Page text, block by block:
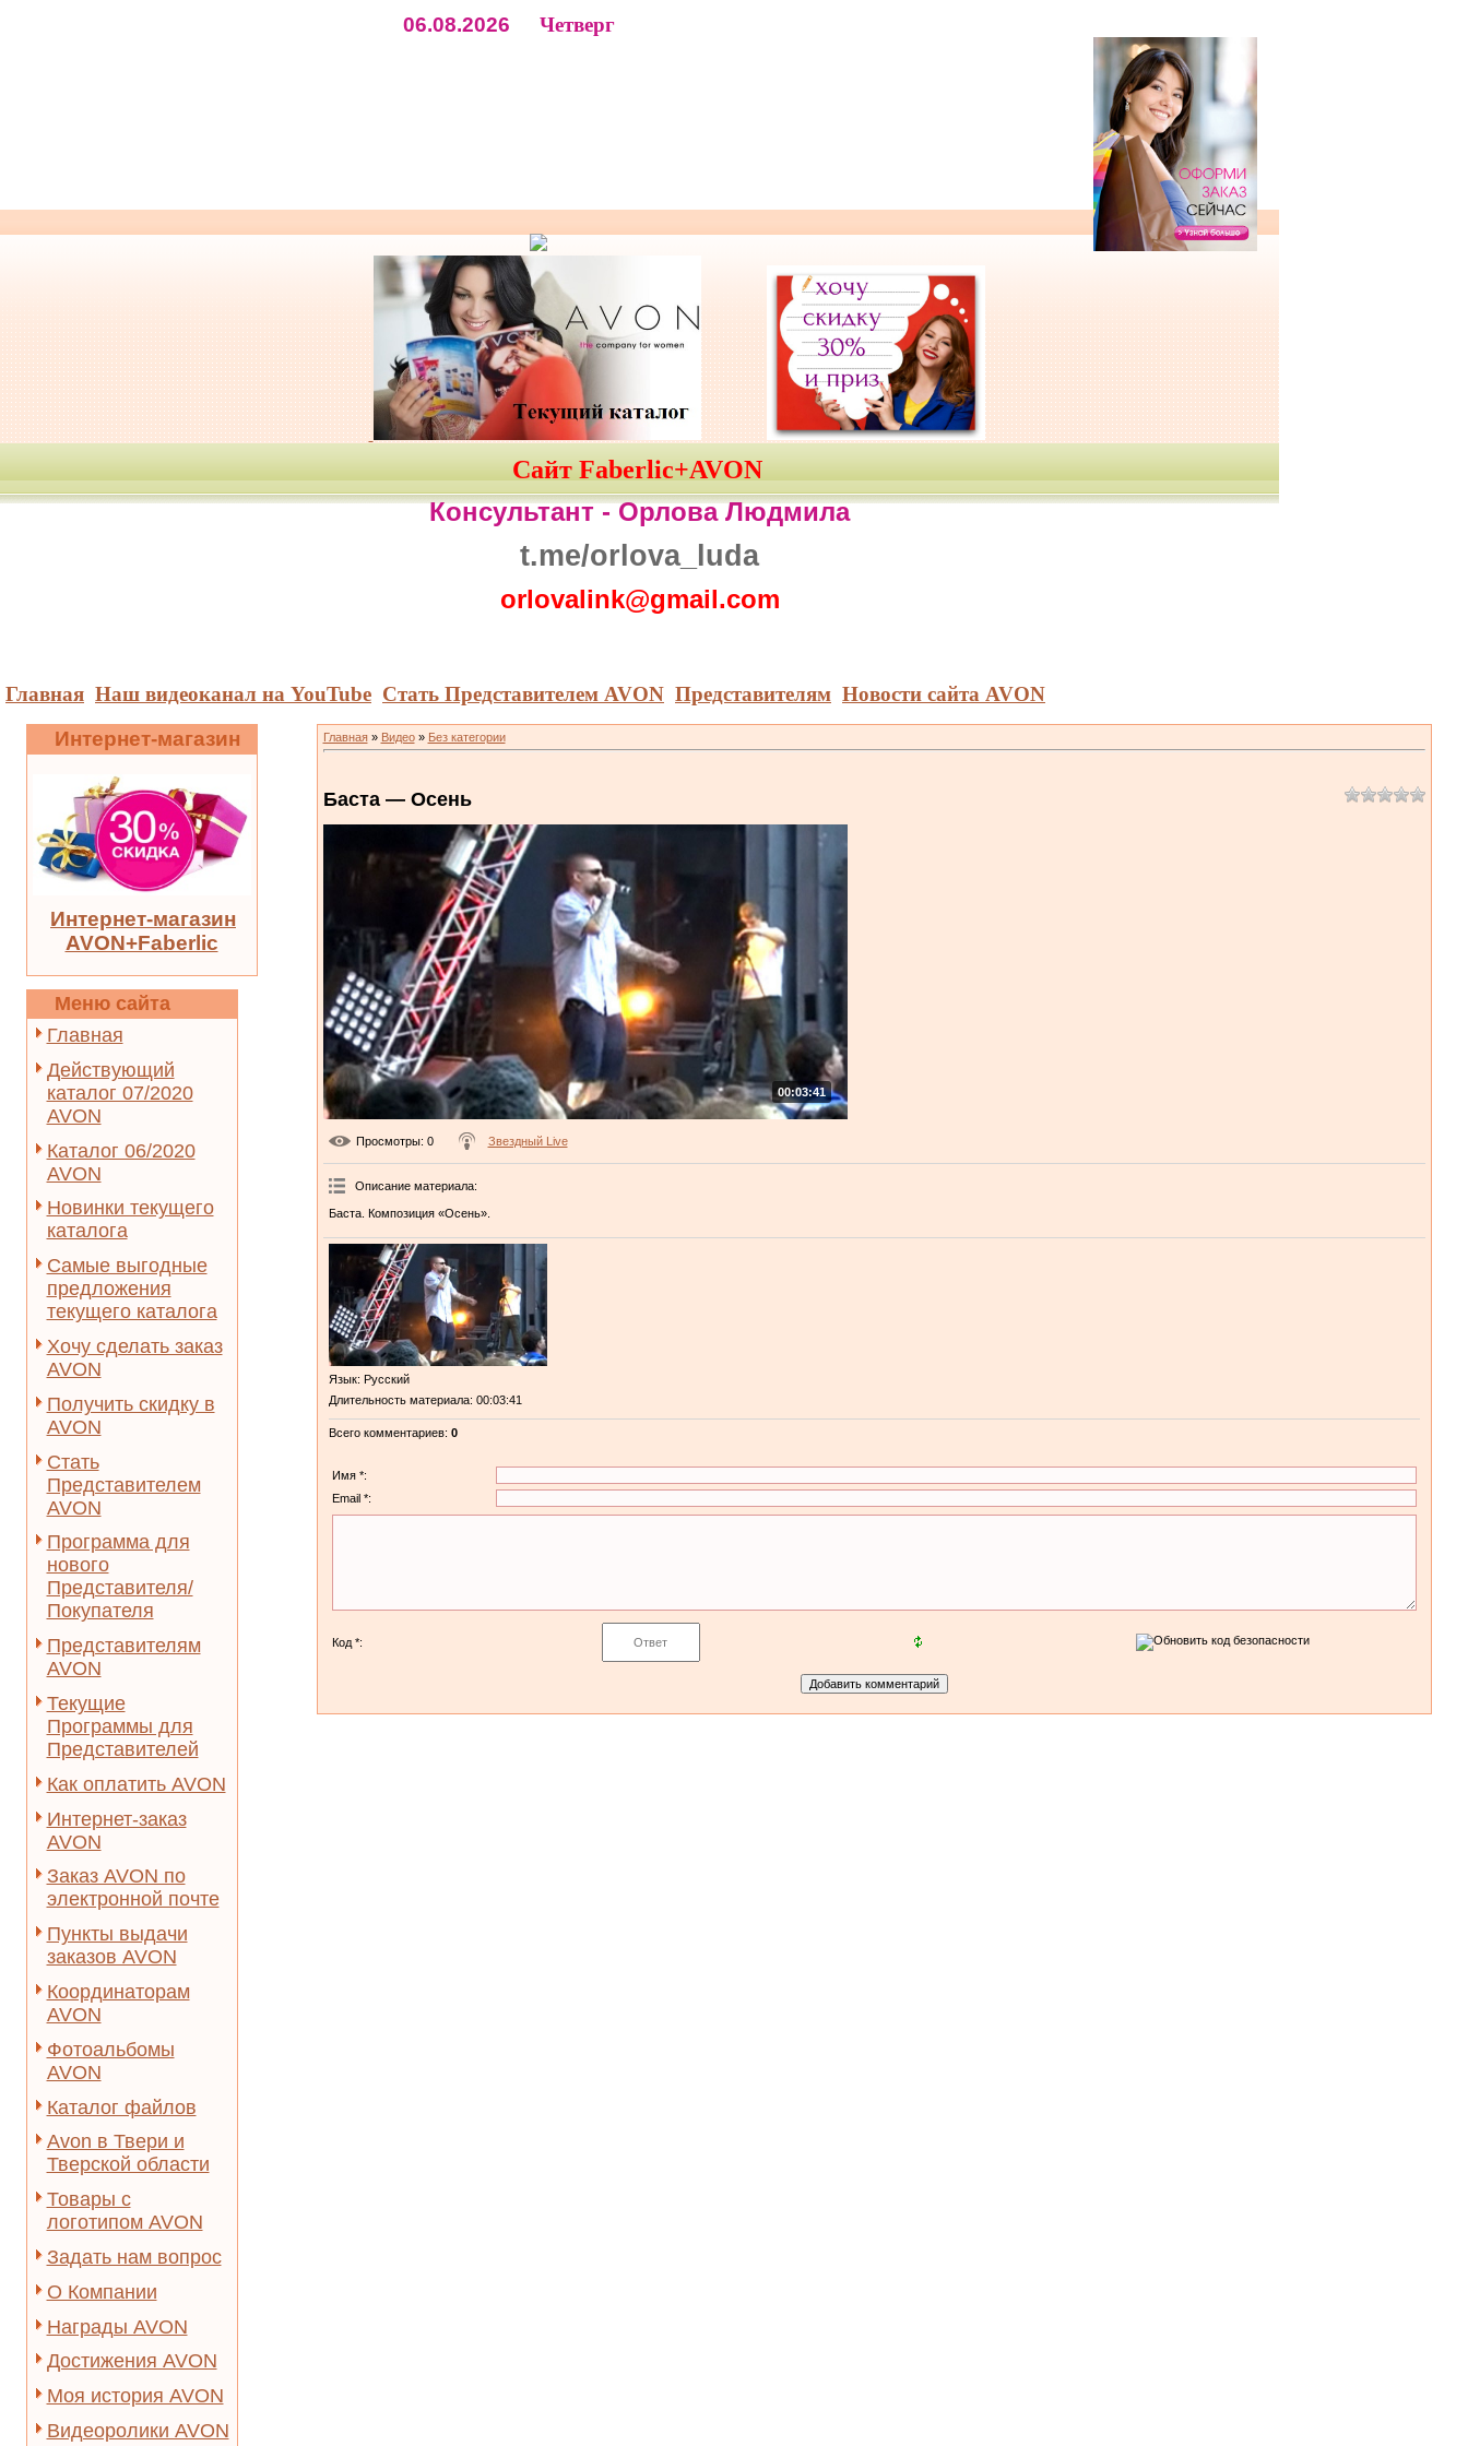
06.08.2026 Четверг
Сайт Faberlic+AVON
Консультант -Орлова Людмила
t.me/orlova_luda
orlovalink@gmail.com
Главная Наш видеоканал на YouTube Стать Представителем AVON Представителям Новости сайта AVON
Интернет-магазин
Интернет-магазин
AVON+Faberlic
Меню сайта
Главная
Действующий
каталог 07/2020
AVON
Каталог 06/2020
AVON
Новинки текущего
каталога
Самые выгодные
предложения
текущего каталога
Хочу сделать заказ
AVON
Получить скидку в
AVON
Стать
Представителем
AVON
Программа для
нового
Представителя/
Покупателя
Представителям
AVON
Текущие
Программы для
Представителей
Как оплатить AVON
Интернет-заказ
AVON
Заказ AVON по
электронной почте
Пункты выдачи
заказов AVON
Координаторам
AVON
Фотоальбомы
AVON
Каталог файлов
Avon в Твери и
Тверской области
Товары с
логотипом AVON
Задать нам вопрос
О Компании
Награды AVON
Достижения AVON
Моя история AVON
Видеоролики AVON
Главная» Видео» Без категории
Баста — Осень
00:03:41
Просмотры: 0 Звездный Live
Описание материала:
Баста. Композиция «Осень».
Язык: Русский
Длительность материала: 00:03:41
Всего комментариев: 0
Имя *:
Email *:
Код *: